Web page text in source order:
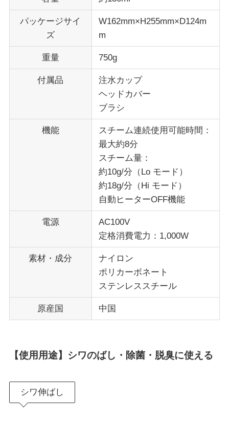
パッケージサイ
ズ
W162mm×H255mm×D124m
m
重量 750g
付属品
注水カップ
ヘッドカバー
ブラシ
機能
スチーム連続使用可能時間：
最大約8分
スチーム量：
約10g/分（Lo モード）
約18g/分（Hi モード）
自動ヒーターOFF機能
電源
AC100V
定格消費電力：1,000W
素材・成分
ナイロン
ポリカーボネート
ステンレススチール
原産国 中国
【使用用途】シワのばし・除菌・脱臭に使える
シワ伸ばし